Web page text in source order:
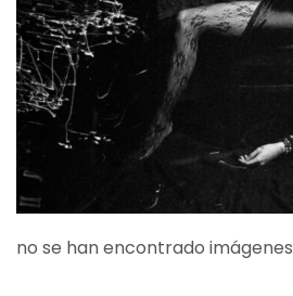
no se han encontrado imágenes